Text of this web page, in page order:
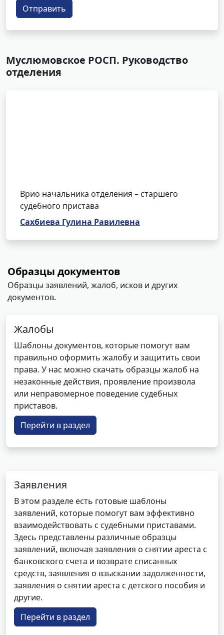
Отправить
Муслюмовское РОСП. Руководство
отделения
Врио начальника отделения – старшего
судебного пристава
Сахбиева Гулина Равилевна
Образцы документов
Образцы заявлений, жалоб, исков и других
документов.
Жалобы
Шаблоны документов, которые помогут вам
правильно оформить жалобу и защитить свои
права. У нас можно скачать образцы жалоб на
незаконные действия, проявление произвола
или неправомерное поведение судебных
приставов.
Перейти в раздел
Заявления
В этом разделе есть готовые шаблоны
заявлений, которые помогут вам эффективно
взаимодействовать с судебными приставами.
Здесь представлены различные образцы
заявлений, включая заявления о снятии ареста с
банковского счета и возврате списанных
средств, заявления о взыскании задолженности,
заявления о снятии ареста с детского пособия и
другие.
Перейти в раздел